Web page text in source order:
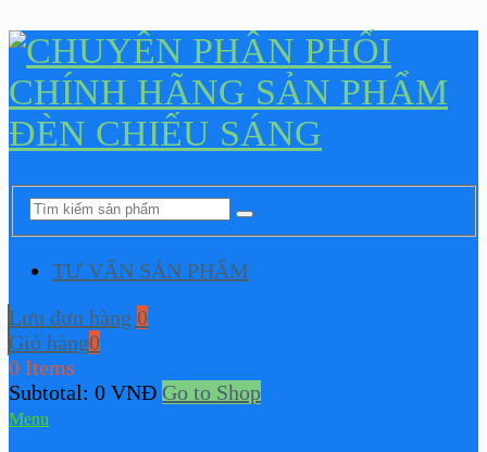
TƯ VẤN SẢN PHẨM
Lưu đơn hàng 0
Giỏ hàng0
0 Items
Subtotal: 0 VNĐ Go to Shop
Menu